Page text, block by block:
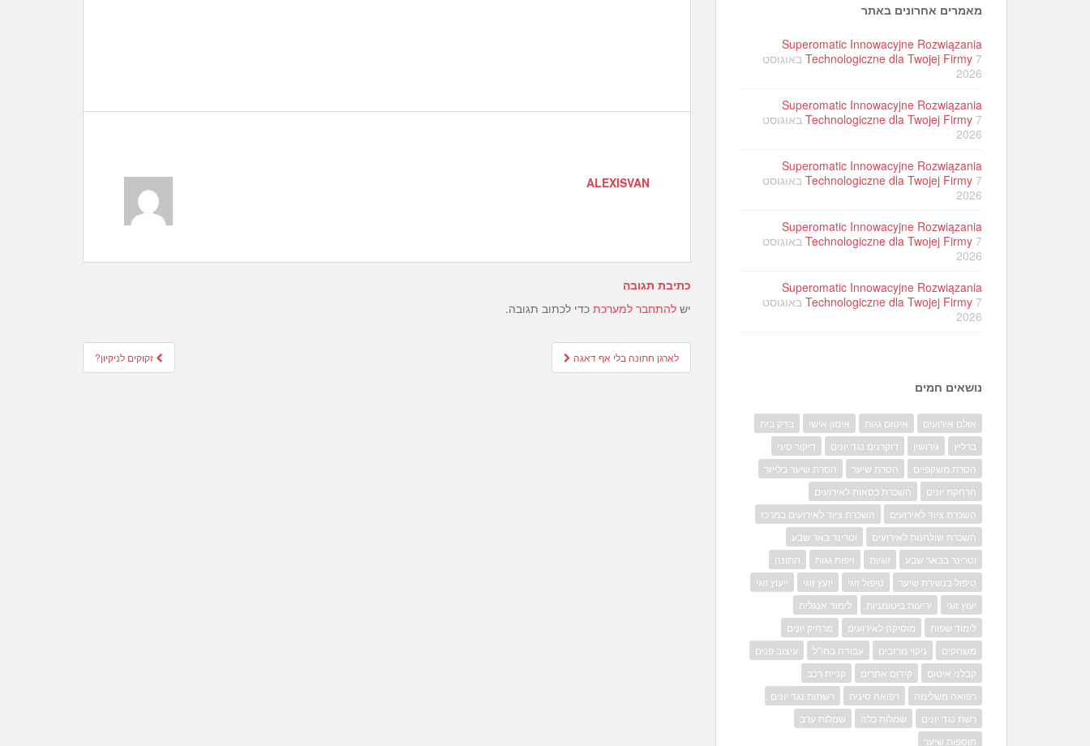
ALEXISVAN
כתיבת תגובה
יש להתחבר למערכת כדי לכתוב תגובה.
Post
navigation
זקוקים לניקיון? לארגן חתונה בלי אף דאגה
מאמרים אחרונים באתר
Superomatic Innowacyjne Rozwiązania
Technologiczne dla Twojej Firmy 7 באוגוסט
2026
Superomatic Innowacyjne Rozwiązania
Technologiczne dla Twojej Firmy 7 באוגוסט
2026
Superomatic Innowacyjne Rozwiązania
Technologiczne dla Twojej Firmy 7 באוגוסט
2026
Superomatic Innowacyjne Rozwiązania
Technologiczne dla Twojej Firmy 7 באוגוסט
2026
Superomatic Innowacyjne Rozwiązania
Technologiczne dla Twojej Firmy 7 באוגוסט
2026
נושאים חמים
אולם אירועים איטום גגות אימון אישי
בדק בית
ברליץ
גירושין דוקרנים נגד יונים
דיקור סיני
הסרת משקפיים
הסרת שיער
הסרת שיער בלייזר
הרחקת יונים
השכרת כסאות לאירועים
השכרת ציוד לאירועים
השכרת ציוד לאירועים במרכז
השכרת שולחנות לאירועים
וטרינר באר שבע
וטרינר בבאר שבע
זוגיות זיפות גגות
חתונה
טיפול בנשירת שיער
טיפול זוגי יועץ זוגי
ייעוץ זוגי
יעוץ זוגי
יריעות ביטומניות
לימוד אנגלית
לימוד שפות
מוסיקה לאירועים
מרחיק יונים
משחקים
ניקוי מרזבים עבודה בחו"ל
עיצוב פנים
קבלני איטום
קידום אתרים
קניית רכב
רפואה משלימה
רפואה סינית
רשתות נגד יונים
רשת נגד יונים
שמלות כלה
שמלות ערב
תוספות שיער